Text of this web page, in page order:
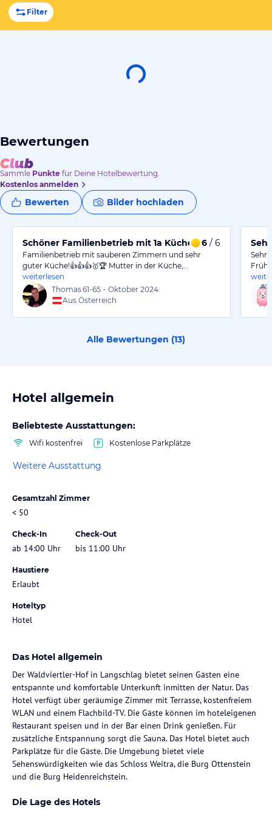
Filter
Bewertungen
Sammle Punkte für Deine Hotelbewertung.
Kostenlos anmelden
Bewerten Bilder hochladen
Schöner Familienbetrieb mit 1a Küche! 6 / 6
Familienbetrieb mit sauberen Zimmern und sehr
guter Küche!👍👍👍🥇🏆 Mutter in der Küche,…
weiterlesen
Thomas61-65 • Oktober 2024
Aus Österreich
Sehr
Alle Bewertungen (13)
Hotel allgemein
Beliebteste Ausstattungen:
Wifi kostenfrei Kostenlose Parkplätze
Weitere Ausstattung
Gesamtzahl Zimmer
< 50
Check-In
ab 14:00 Uhr
Check-Out
bis 11:00 Uhr
Haustiere
Erlaubt
Hoteltyp
Hotel
Das Hotel allgemein
Der Waldviertler-Hof in Langschlag bietet seinen Gästen eine
entspannte und komfortable Unterkunft inmitten der Natur. Das
Hotel verfügt über geräumige Zimmer mit Terrasse, kostenfreiem
WLAN und einem Flachbild-TV. Die Gäste können im hoteleigenen
Restaurant speisen und in der Bar einen Drink genießen. Für
zusätzliche Entspannung sorgt die Sauna. Das Hotel bietet auch
Parkplätze für die Gäste. Die Umgebung bietet viele
Sehenswürdigkeiten wie das Schloss Weitra, die Burg Ottenstein
und die Burg Heidenreichstein.
Die Lage des Hotels